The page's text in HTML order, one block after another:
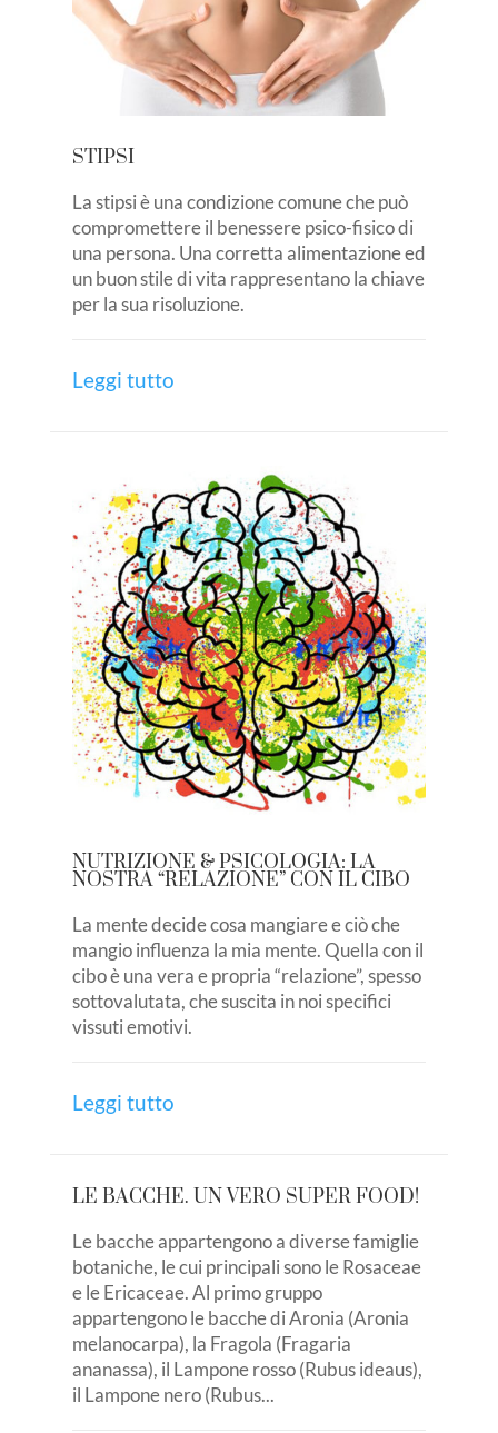
STIPSI
La stipsi è una condizione comune che può
compromettere il benessere psico-fisico di
una persona. Una corretta alimentazione ed
un buon stile di vita rappresentano la chiave
per la sua risoluzione.
Leggi tutto
NUTRIZIONE & PSICOLOGIA: LA
NOSTRA “RELAZIONE” CON IL CIBO
La mente decide cosa mangiare e ciò che
mangio influenza la mia mente. Quella con il
cibo è una vera e propria “relazione”, spesso
sottovalutata, che suscita in noi specifici
vissuti emotivi.
Leggi tutto
LE BACCHE. UN VERO SUPER FOOD!
Le bacche appartengono a diverse famiglie
botaniche, le cui principali sono le Rosaceae
e le Ericaceae. Al primo gruppo
appartengono le bacche di Aronia (Aronia
melanocarpa), la Fragola (Fragaria
ananassa), il Lampone rosso (Rubus ideaus),
il Lampone nero (Rubus...